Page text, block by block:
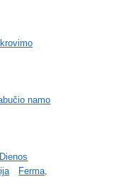
namo
Dienos
Ferma,